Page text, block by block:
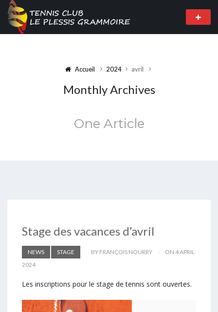
Accueil 2024 avril
Monthly Archives
One Article
Stage des vacances d’avril
NEWS STAGE BY FRANÇOIS NOURRY
ON 4 APRIL
2024
Les inscriptions pour le stage de tennis sont ouvertes.